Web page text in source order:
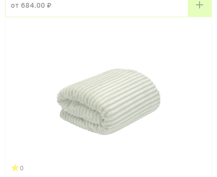
от 684.00 ₽
0